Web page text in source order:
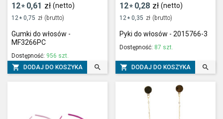
12* 0,61 zł (netto)
12 * 0,75 zł (brutto)
Gumki do włosów -
MF3266PC
Dostępność: 956 szt.
 DODAJ DO KOSZYKA 
12* 0,28 zł (netto)
12 * 0,35 zł (brutto)
Pyki do włosów - 2015766-3
Dostępność: 87 szt.
 DODAJ DO KOSZYKA 